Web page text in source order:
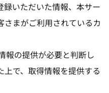
いただいた情報、本サー
さまがご利用されているカ
報の提供が必要と判断し
で、取得情報を提供する